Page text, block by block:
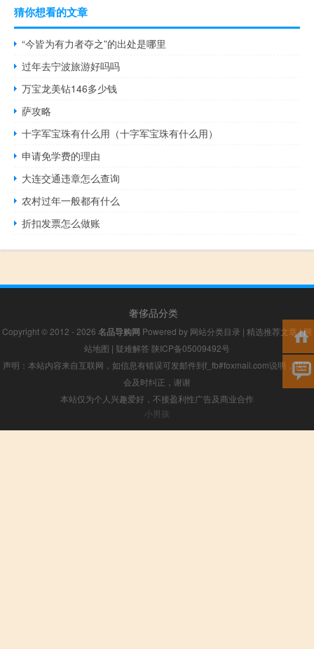
猜你想看的文章
“今皆为有力者夺之”的出处是哪里
过年去宁波旅游好吗吗
万宝龙美钻146多少钱
萨攻略
十字军宝珠有什么用（十字军宝珠有什么用）
申请免学费的理由
大连交通违章怎么查询
农村过年一般都有什么
折扣发票怎么做账
奢侈品分类
Copyright © 2012 - 2026 名品导购网 Powered by 网站分类目录 | 精选推荐文章|网
站地图 | 疑难解答 陕ICP备05009492号
声明：本站内容来自互联网，如信息有错误可发邮件到f_fb#foxmail.com说明，我们
会及时纠正，谢谢
本站仅为个人兴趣爱好，不接盈利性广告及商业合作
小男孩